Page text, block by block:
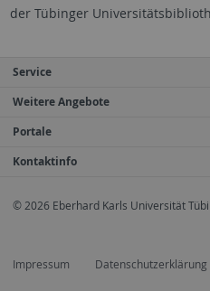
der Tübinger
Service
Weitere Angebote
Portale
Kontaktinfo
© 2026 Eberhard Karls Universität
Impressum Datenschutzerklärung